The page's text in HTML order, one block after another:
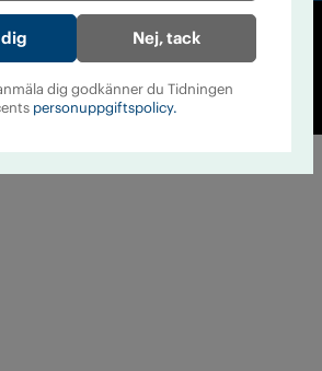
© Tidningen Accent 2026
Personuppgiftspolicy
Nej, tack
dig godkänner du Tidningen
personuppgiftspolicy.